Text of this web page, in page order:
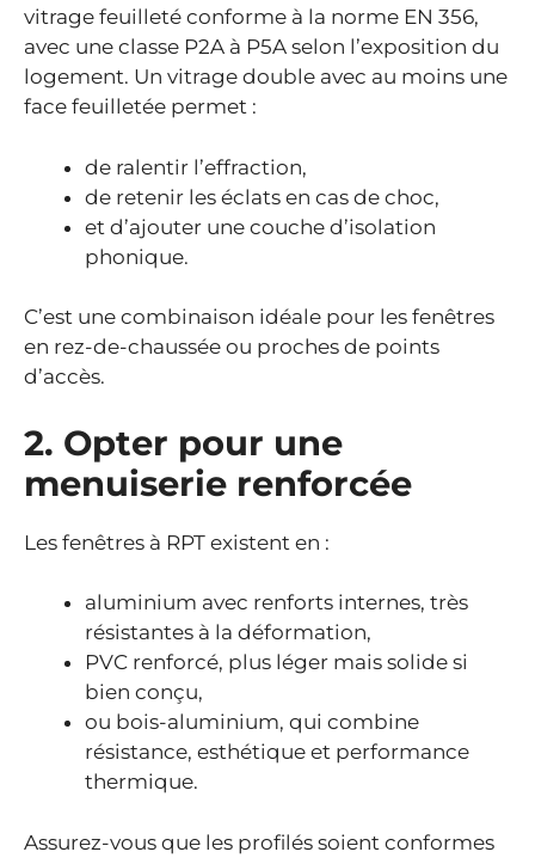
vitrage feuilleté conforme à la norme EN 356,
avec une classe P2A à P5A selon l’exposition du
logement. Un vitrage double avec au moins une
face feuilletée permet :
de ralentir l’effraction,
de retenir les éclats en cas de choc,
et d’ajouter une couche d’isolation
phonique.
C’est une combinaison idéale pour les fenêtres
en rez-de-chaussée ou proches de points
d’accès.
2. Opter pour une
menuiserie renforcée
Les fenêtres à RPT existent en :
aluminium avec renforts internes, très
résistantes à la déformation,
PVC renforcé, plus léger mais solide si
bien conçu,
ou bois-aluminium, qui combine
résistance, esthétique et performance
thermique.
Assurez-vous que les profilés soient conformes